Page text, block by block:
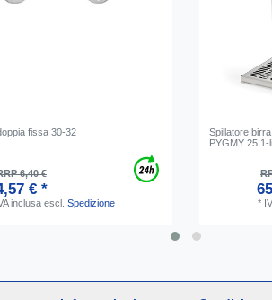
fissa 30-32
6,40 €
€ *
inclusaescl. Spedizione
Spillatore
PYGMY 25
*